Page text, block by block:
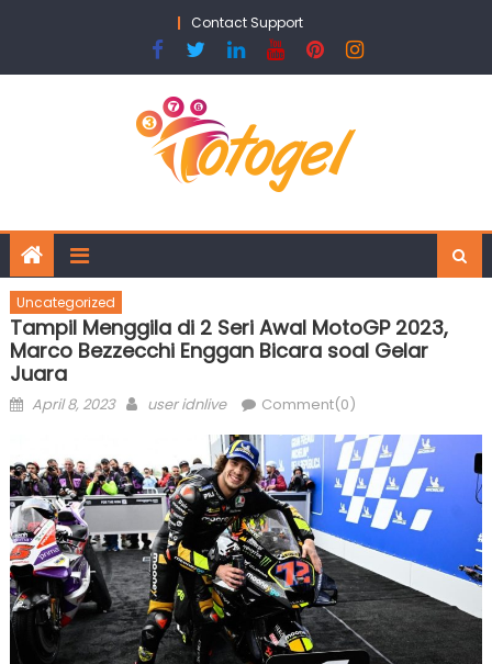
Contact Support
Uncategorized
Tampil Menggila di 2 Seri Awal MotoGP 2023,
Marco Bezzecchi Enggan Bicara soal Gelar
Juara
Posted
April 8, 2023 Author
user idnlive Comment(0)